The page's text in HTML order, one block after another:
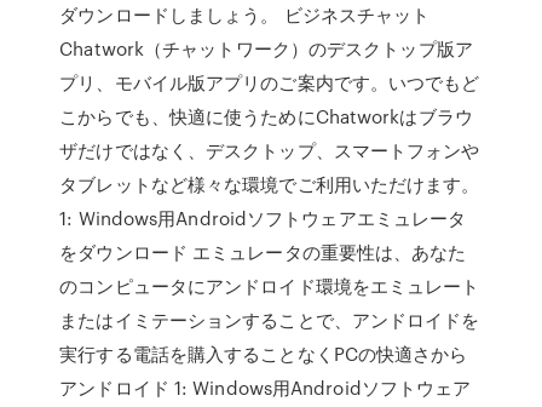
ダウンロードしましょう。 ビジネスチャット
Chatwork（チャットワーク）のデスクトップ版ア
プリ、モバイル版アプリのご案内です。いつでもど
こからでも、快適に使うためにChatworkはブラウ
ザだけではなく、デスクトップ、スマートフォンや
タブレットなど様々な環境でご利用いただけます。
1: Windows用Androidソフトウェアエミュレータ
をダウンロード エミュレータの重要性は、あなた
のコンピュータにアンドロイド環境をエミュレート
またはイミテーションすることで、アンドロイドを
実行する電話を購入することなくPCの快適さから
アンドロイド 1: Windows用Androidソフトウェア